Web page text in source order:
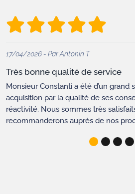
17/04/2026 - Par Antonin T
Très bonne qualité de service
Monsieur Constanti a été d’un grand
acquisition par la qualité de ses
réactivité. Nous sommes très
recommanderons auprès de nos